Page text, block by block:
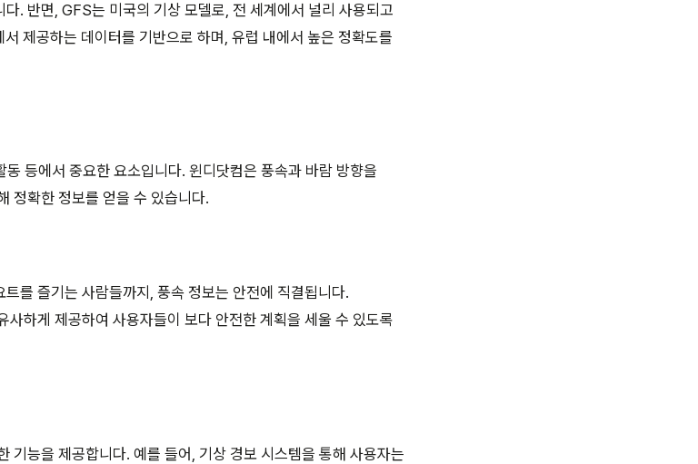
. 반면, GFS는 미국의 기상 모델로, 전 세계에서 널리 사용되고
제공하는 데이터를 기반으로 하며, 유럽 내에서 높은 정확도를
등에서 중요한 요소입니다. 윈디닷컴은 풍속과 바람 방향을
정확한 정보를 얻을 수 있습니다.
를 즐기는 사람들까지, 풍속 정보는 안전에 직결됩니다.
사하게 제공하여 사용자들이 보다 안전한 계획을 세울 수 있도록
기능을 제공합니다. 예를 들어, 기상 경보 시스템을 통해 사용자는